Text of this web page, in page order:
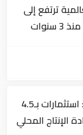
ترتفع إلى
البترول المصرية: استثمارات بـ4.5
الإنتاج المحلي